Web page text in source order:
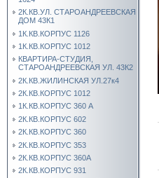
2К.КВ.УЛ. СТАРОАНДРЕЕВСКАЯ
ДОМ 43К1
1К.КВ.КОРПУС 1126
1К.КВ.КОРПУС 1012
КВАРТИРА-СТУДИЯ,
СТАРОАНДРЕЕВСКАЯ УЛ. 43К2
2К.КВ.ЖИЛИНСКАЯ УЛ.27к4
2К.КВ.КОРПУС 1012
1К.КВ.КОРПУС 360 А
2К.КВ.КОРПУС 602
2К.КВ.КОРПУС 360
2К.КВ.КОРПУС 353
2К.КВ.КОРПУС 360А
2К.КВ.КОРПУС 931